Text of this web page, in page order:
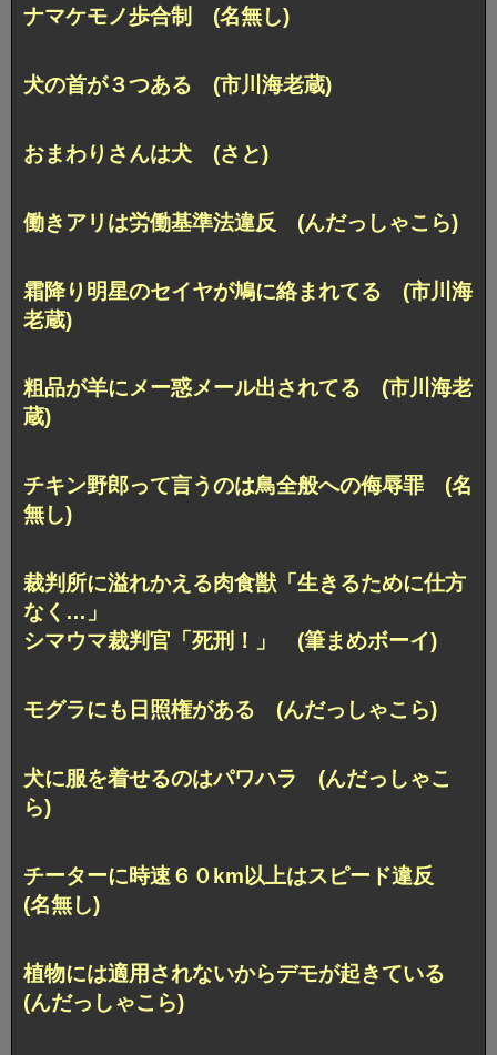
ナマケモノ歩合制 (名無し)
犬の首が３つある (市川海老蔵)
おまわりさんは犬 (さと)
働きアリは労働基準法違反 (んだっしゃこら)
霜降り明星のセイヤが鳩に絡まれてる (市川海
老蔵)
粗品が羊にメー惑メール出されてる (市川海老
蔵)
チキン野郎って言うのは鳥全般への侮辱罪 (名
無し)
裁判所に溢れかえる肉食獣「生きるために仕方
なく…」
シマウマ裁判官「死刑！」 (筆まめボーイ)
モグラにも日照権がある (んだっしゃこら)
犬に服を着せるのはパワハラ (んだっしゃこ
ら)
チーターに時速６０km以上はスピード違反
(名無し)
植物には適用されないからデモが起きている
(んだっしゃこら)